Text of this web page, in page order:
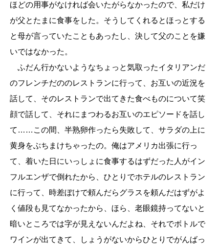
ほどの用事がなければ会いたがらなかったので、私だけ
が父とたまに食事をした。そうしてくれるとほっとする
と母が言っていたこともあったし、決して父のことを嫌
いではなかった。
ふだん行かないようなちょっと気取ったイタリアンだ
のフレンチだののレストランに行って、お互いの近況を
話して、そのレストランで出てきた食べものについて笑
顔で話して、それにまつわるお互いのエピソードを話し
て……この間、半熟卵作ったら失敗して、サラダの上に
黄身をぶちまけちゃったの。俺はアメリカ出張に行っ
て、着いた日にいっしょに食事するはずだった人がイン
フルエンザで倒れたから、ひとりでホテルのレストラン
に行って、時差ぼけで頼んだらグラスを頼んだはずがよ
く値段も見てなかったから、ほら、老眼鏡持ってないと
暗いところでは字が見えないんだよね、それでボトルで
ワインが出てきて、しょうがないからひとりでがんばっ